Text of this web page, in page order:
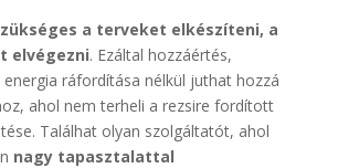
a terveket elkészíteni, a
elvégezni. Ezáltal hozzáértés,
ráfordítása nélkül juthat hozzá
ahol nem terheli a rezsire fordított
Találhat olyan szolgáltatót, ahol
nagy tapasztalattal